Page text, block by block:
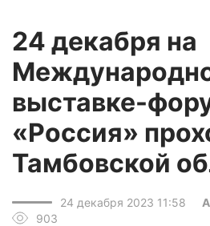
24 декабря на
выставке-
«Россия»
Тамбовской
24 декабря 2023 11:58
903